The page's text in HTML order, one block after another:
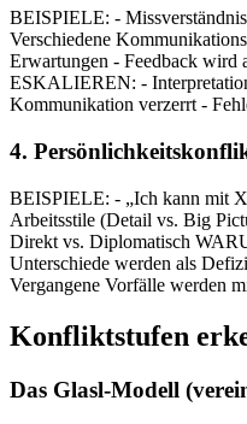
BEISPIELE: -
Verschiedene
Erwartungen - Feedback
ESKALIEREN: -
Kommunikation verzerrt -
4.
BEISPIELE: - „Ich kann mit
Arbeitsstile (Detail vs. Big
Direkt vs. Diplomatisch
Unterschiede werden als
Vergangene Vorfälle werden
Konfliktstufen
Das Glasl-Modell